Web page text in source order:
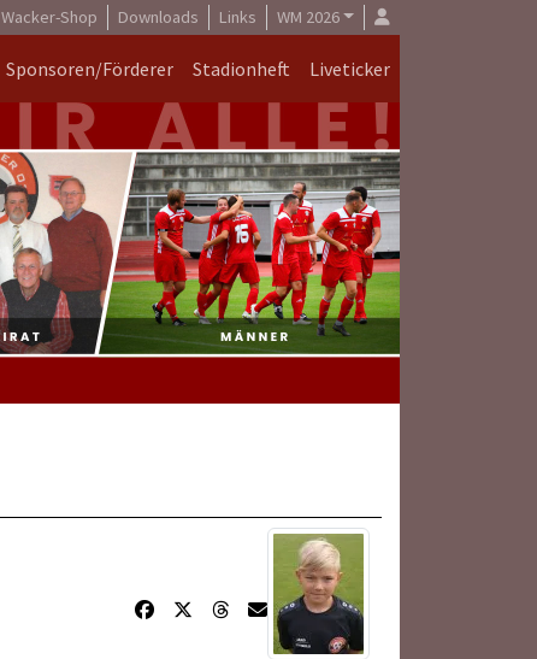
Wacker-Shop Downloads Links WM 2026
Sponsoren/Förderer Stadionheft Liveticker